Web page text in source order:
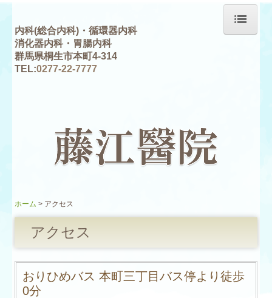
ホーム
医師紹介
アクセス
内科(総合内科)・循環器内科
消化器内科・ 胃腸内科
群馬県桐生市本町4-314
TEL:0277-22-7777
ホーム アクセス
アクセス
おりひめバス 本町三丁目バス停より徒歩
0分